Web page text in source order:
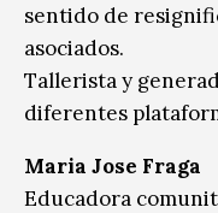
sentido de
asociados.
Tallerista y
diferentes
Maria Jose Fraga
Educadora